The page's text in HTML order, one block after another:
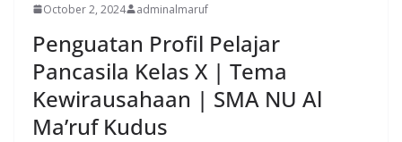
October 2, 2024 adminalmaruf
Penguatan Profil Pelajar
Pancasila Kelas X | Tema
Kewirausahaan | SMA NU Al
Ma’ruf Kudus